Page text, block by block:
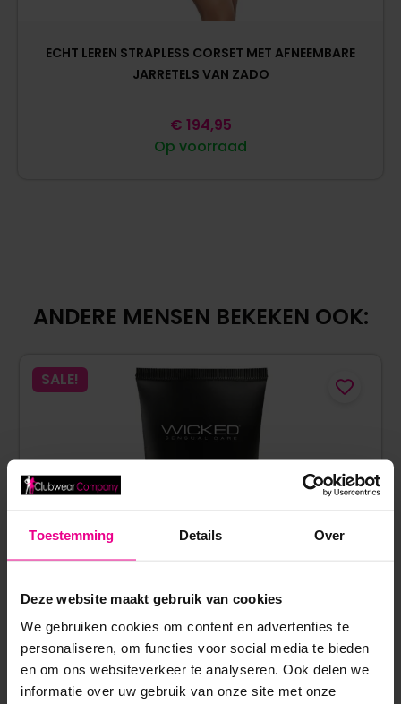
Toestemming Details Over
Deze website maakt gebruik van cookies
We gebruiken cookies om content en advertenties te
personaliseren, om functies voor social media te bieden
en om ons websiteverkeer te analyseren. Ook delen we
informatie over uw gebruik van onze site met onze
ECHT LEREN STRAPLESS CORSET MET AFNEEMBARE
JARRETELS VAN ZADO
Op voorraad
€ 194,95
ANDERE MENSEN BEKEKEN OOK:
SALE!